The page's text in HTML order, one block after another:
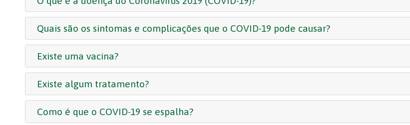
Quais são os sintomas e complicações que o COVID-19 pode causar?
Existe uma vacina?
Existe algum tratamento?
Como é que o COVID-19 se espalha?